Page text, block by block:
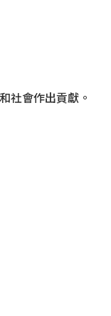
社會作出貢獻。